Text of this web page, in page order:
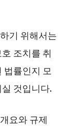
기 위해서는
조치를 취
률인지 모
것입니다.
요와 규제